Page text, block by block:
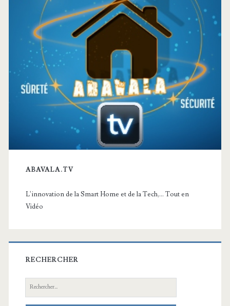
ABAVALA.TV
L'innovation de la Smart Home et de la Tech,... Tout en
Vidéo
RECHERCHER
Recherche: